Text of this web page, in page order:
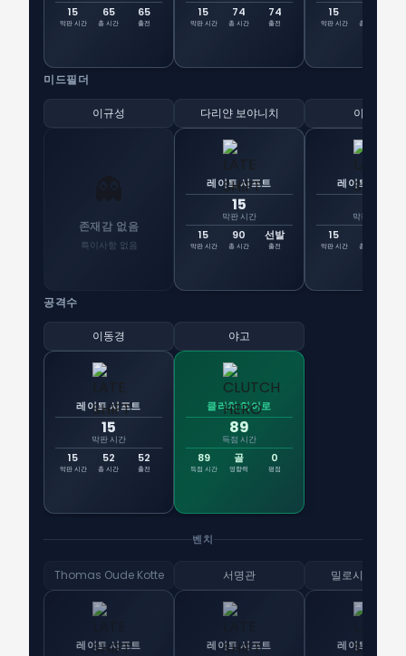
15
막판 시간
65
총 시간
65
출전
15
막판 시간
74
총 시간
74
출전
15
막판 시간 총 시간
미드필더
이규성
존재감 없음
특이사항 없음
다리얀 보야니치
레이트 시프트
15
막판 시간
15
막판 시간
90
총 시간
선발
출전
이진현
레이트 시프트
막판 시간
15
막판 시간 총 시간
공격수
이동경
레이트 시프트
15
막판 시간
15
막판 시간
52
총 시간
52
출전
야고
클러치 히어로
89
득점 시간
89
득점 시간
골
영향력
0
평점
벤치
Thomas Oude Kotte
레이트 시프트
서명관
레이트 시프트
밀로시 트로야
레이트 시프트